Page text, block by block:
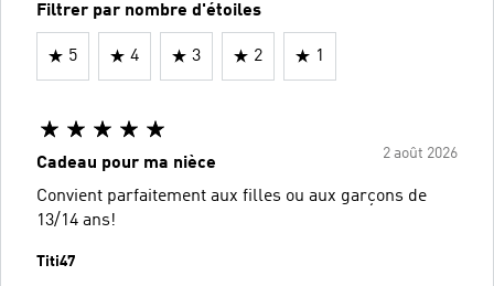
Filtrer par nombre d'étoiles
5 4 3 2 1
2 août 2026
Cadeau pour ma nièce
Convient parfaitement aux filles ou aux garçons de
13/14 ans!
Titi47